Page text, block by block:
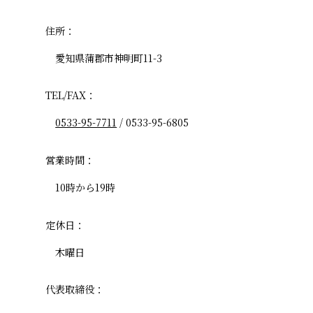
住所：
愛知県蒲郡市神明町11-3
TEL/FAX：
0533-95-7711 / 0533-95-6805
営業時間：
10時から19時
定休日：
木曜日
代表取締役：